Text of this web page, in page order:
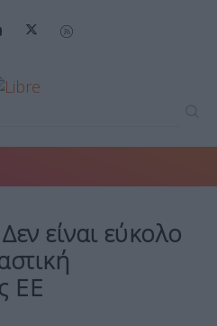
είναι εύκολο
ΕΕ